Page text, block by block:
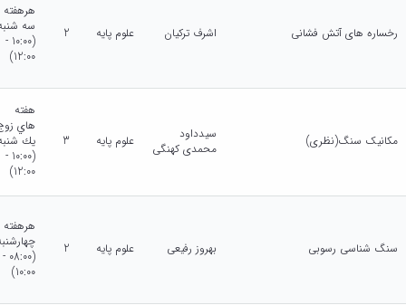
رخساره های آتش فشانی اشرف ترکیان علوم پایه 2
هرهفته
سه
(10:00 -
12:00)
مکانیک سنگ(نظری)
سیدداود
محمدی کهنگی
علوم پایه 3
هفته
هاي
يك
(10:00 -
12:00)
سنگ شناسی رسوبی بهروز رفیعی علوم پایه 2
هرهفته
(08:00 -
10:00)